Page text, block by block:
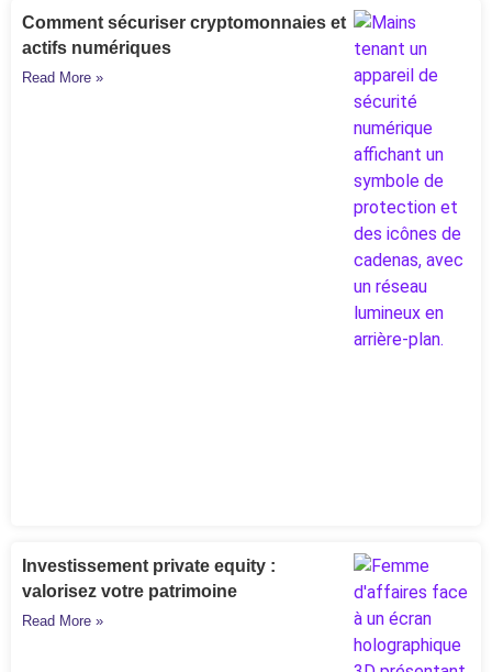
Comment sécuriser cryptomonnaies et
actifs numériques
Read More »
Investissement private equity :
valorisez votre patrimoine
Read More »